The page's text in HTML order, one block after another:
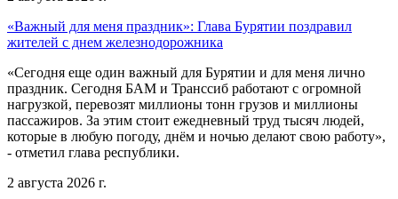
«Важный для меня праздник»: Глава Бурятии поздравил
жителей с днем железнодорожника
«Сегодня еще один важный для Бурятии и для меня лично
праздник. Сегодня БАМ и Транссиб работают с огромной
нагрузкой, перевозят миллионы тонн грузов и миллионы
пассажиров. За этим стоит ежедневный труд тысяч людей,
которые в любую погоду, днём и ночью делают свою работу»,
- отметил глава республики.
2 августа 2026 г.